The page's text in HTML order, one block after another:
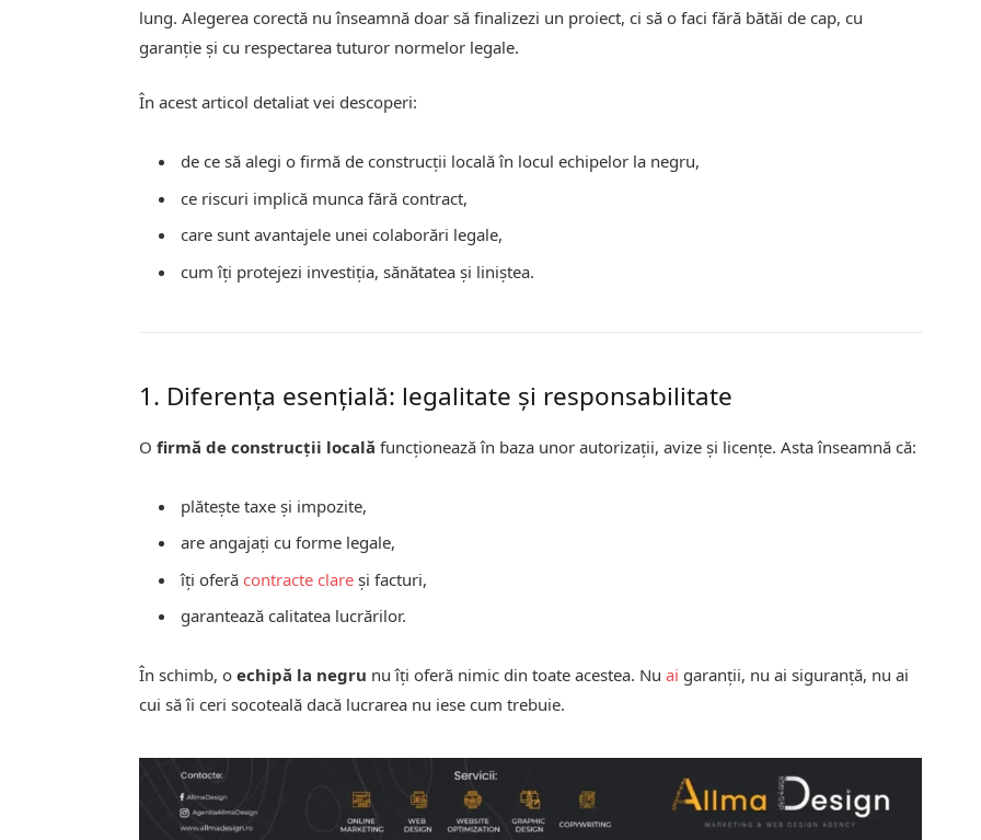
lung. Alegerea corectă nu înseamnă doar să finalizezi un proiect, ci să o faci fără bătăi de cap, cu
garanție și cu respectarea tuturor normelor legale.
În acest articol detaliat vei descoperi:
de ce să alegi o firmă de construcții locală în locul echipelor la negru,
ce riscuri implică munca fără contract,
care sunt avantajele unei colaborări legale,
cum îți protejezi investiția, sănătatea și liniștea.
1. Diferența esențială: legalitate și responsabilitate
Ofirmă de construcții locală funcționează în baza unor autorizații, avize și licențe. Asta înseamnă că:
plătește taxe și impozite,
are angajați cu forme legale,
îți oferă contracte clare și facturi,
garantează calitatea lucrărilor.
În schimb, oechipă la negru nu îți oferă nimic din toate acestea. Nuai garanții, nu ai siguranță, nu ai
cui să îi ceri socoteală dacă lucrarea nu iese cum trebuie.